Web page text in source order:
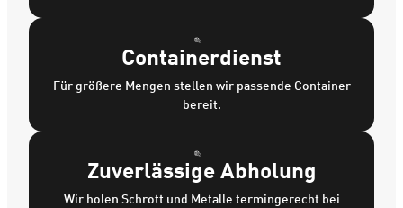
Containerdienst
Für größere Mengen stellen wir passende Container
bereit.
Zuverlässige Abholung
Wir holen Schrott und Metalle termingerecht bei